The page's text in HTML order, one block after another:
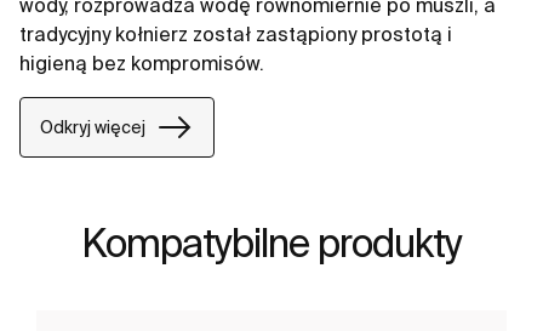
wody, rozprowadza wodę równomiernie po muszli, a
tradycyjny kołnierz został zastąpiony prostotą i
higieną bez kompromisów.
Odkryj więcej
Kompatybilne produkty